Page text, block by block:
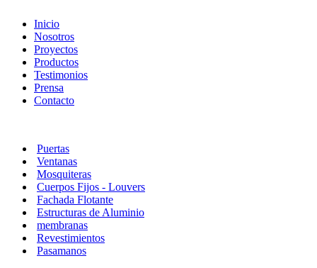
Inicio
Nosotros
Proyectos
Productos
Testimonios
Prensa
Contacto
Puertas
Ventanas
Mosquiteras
Cuerpos Fijos - Louvers
Fachada Flotante
Estructuras de Aluminio
membranas
Revestimientos
Pasamanos